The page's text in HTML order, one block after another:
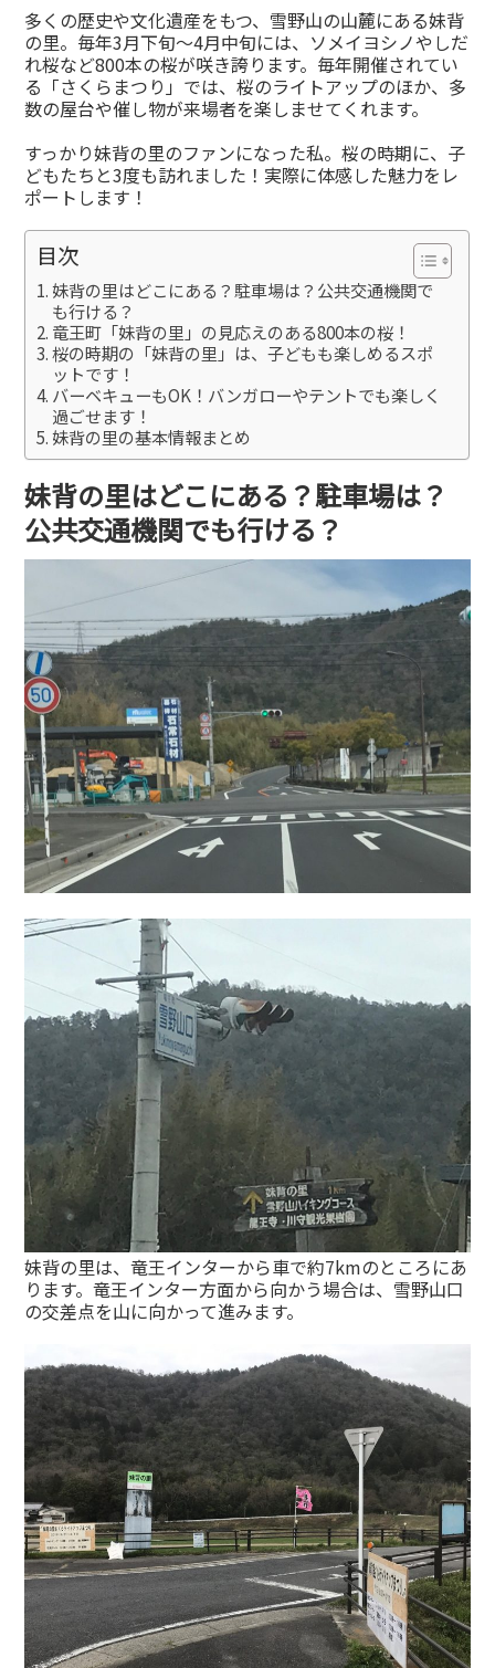
有
多くの歴史や文化遺産をもつ、雪野山の山麓にある妹背
の里。毎年3月下旬〜4月中旬には、ソメイヨシノやしだ
れ桜など800本の桜が咲き誇ります。毎年開催されてい
る「さくらまつり」では、桜のライトアップのほか、多
数の屋台や催し物が来場者を楽しませてくれます。
すっかり妹背の里のファンになった私。桜の時期に、子
どもたちと3度も訪れました！実際に体感した魅力をレ
ポートします！
目次
妹背の里はどこにある？駐車場は？公共交通機関で
も行ける？
竜王町「妹背の里」の見応えのある800本の桜！
桜の時期の「妹背の里」は、子どもも楽しめるスポ
ットです！
バーベキューもOK！バンガローやテントでも楽しく
過ごせます！
妹背の里の基本情報まとめ
妹背の里はどこにある？駐車場は？
公共交通機関でも行ける？
妹背の里は、竜王インターから車で約7kmのところにあ
ります。竜王インター方面から向かう場合は、雪野山口
の交差点を山に向かって進みます。